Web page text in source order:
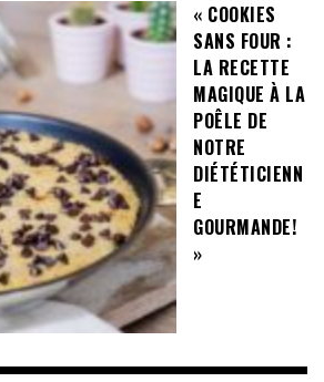
« COOKIES
SANS FOUR :
LA RECETTE
MAGIQUE À LA
POÊLE DE
NOTRE
DIÉTÉTICIENN
E
GOURMANDE!
»